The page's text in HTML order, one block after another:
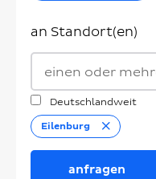
an Standort(en)
Deutschlandweit
Eilenburg
Entfernen
anfragen